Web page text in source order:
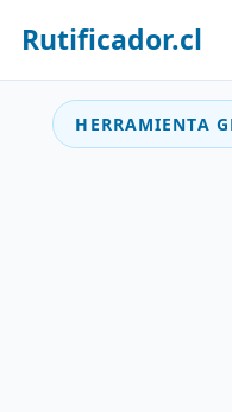
Rutificador.cl
HERRAMIENTA